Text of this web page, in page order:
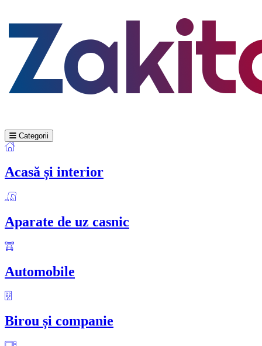
Categorii
Acasă și interior
Aparate de uz casnic
Automobile
Birou și companie